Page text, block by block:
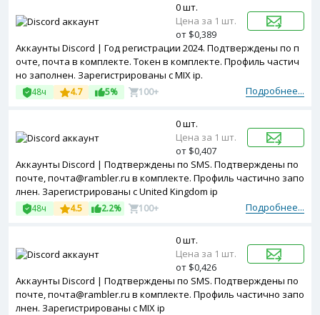
Аккаунты Discord | Год регистрации 2024. Подтверждены по п
очте, почта в комплекте. Токен в комплекте. Профиль частич
но заполнен. Зарегистрированы с MIX ip.
Подробнее...
48ч 4.7 5% 100+
0 шт.
Цена за 1 шт.
от $0,389
Аккаунты Discord | Подтверждены по SMS. Подтверждены по
почте, почта@rambler.ru в комплекте. Профиль частично запо
лнен. Зарегистрированы с United Kingdom ip
Подробнее...
48ч 4.5 2.2% 100+
0 шт.
Цена за 1 шт.
от $0,407
Аккаунты Discord | Подтверждены по SMS. Подтверждены по
почте, почта@rambler.ru в комплекте. Профиль частично запо
лнен. Зарегистрированы с MIX ip
0 шт.
Цена за 1 шт.
от $0,426